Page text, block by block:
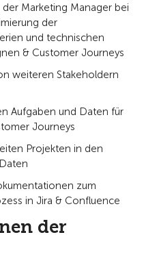
Marketing Manager bei
der
und technischen
& Customer Journeys
weiteren Stakeholdern
Aufgaben und Daten für
Journeys
Projekten in den
zum
in Jira & Confluence
der